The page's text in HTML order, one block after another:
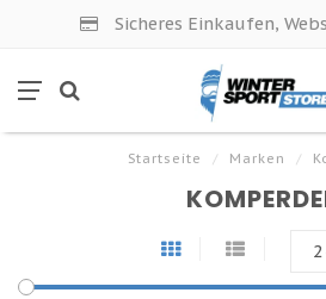
Sicheres Einkaufen,
Startseite / Marken /